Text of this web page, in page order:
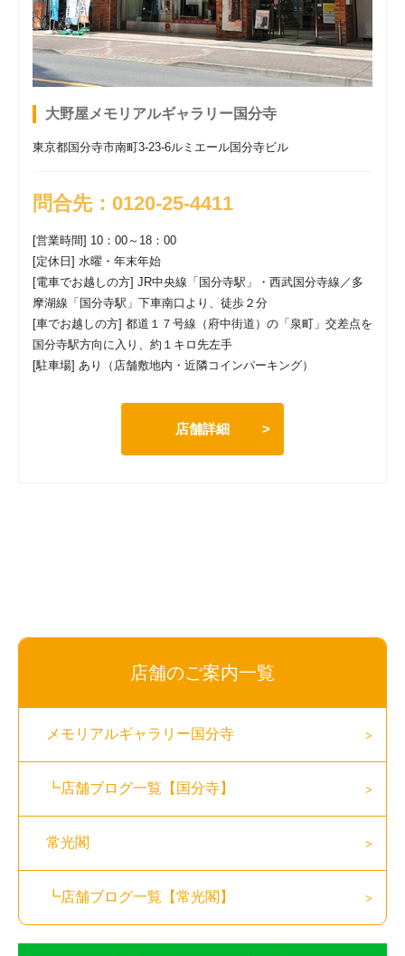
2026年03月09日 [メモリアルギャラリー国分寺]
メモリアルギャ
ラリー国分寺 臨時休業のお知らせ
大野屋メモリアルギャラリー国分寺
東京都国分寺市南町3-23-6ルミエール国分寺ビル
問合先：0120-25-4411
[営業時間] 10：00～18：00
[定休日] 水曜・年末年始
[電車でお越しの方] JR中央線「国分寺駅」・西武国分寺線／多
摩湖線「国分寺駅」下車南口より、徒歩２分
[車でお越しの方] 都道１７号線（府中街道）の「泉町」交差点を
国分寺駅方向に入り、約１キロ先左手
[駐車場] あり（店舗敷地内・近隣コインパーキング）
店舗詳細
店舗のご案内一覧
メモリアルギャラリー国分寺
┗店舗ブログ一覧【国分寺】
常光閣
┗店舗ブログ一覧【常光閣】